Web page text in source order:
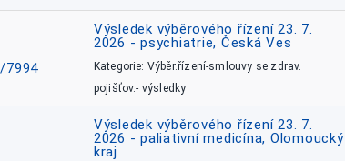
7994
Výsledek výběrového řízení 23. 7.
2026 - psychiatrie, Česká Ves
Kategorie: Výběr.řízení-smlouvy se zdrav.
pojišťov.- výsledky
Výsledek výběrového řízení 23. 7.
2026 - paliativní medicína, Olomoucký
kraj